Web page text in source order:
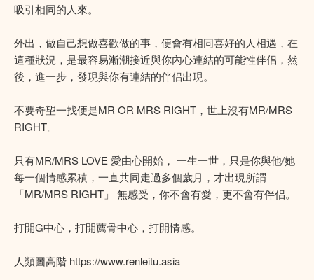
吸引相同的人來。
外出，做自己想做喜歡做的事，便會有相同喜好的人相遇，在
這種狀況，是最容易漸潮接近與你內心連結的可能性伴侣，然
後，進一步，發現與你有連結的伴侣出現。
不要奇望一找便是MR OR MRS RIGHT，世上沒有MR/MRS
RIGHT。
只有MR/MRS LOVE 愛由心開始， 一生一世，只是你與他/她
每一個情感累積，一直共同走過多個歲月，才出現所謂
「MR/MRS RIGHT」 無感受，你不會有愛，更不會有伴侣。
打開G中心，打開薦骨中心，打開情感。
人類圖高階 https://www.renleitu.asia